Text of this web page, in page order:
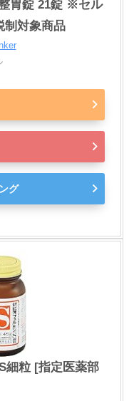
胃錠 21錠 ※セル
制対象商品
グ
細粒 [指定医薬部